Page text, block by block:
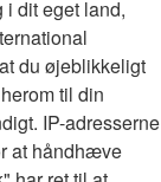
dit eget land,
du øjeblikkeligt
til din
IP-adresserne
at håndhæve